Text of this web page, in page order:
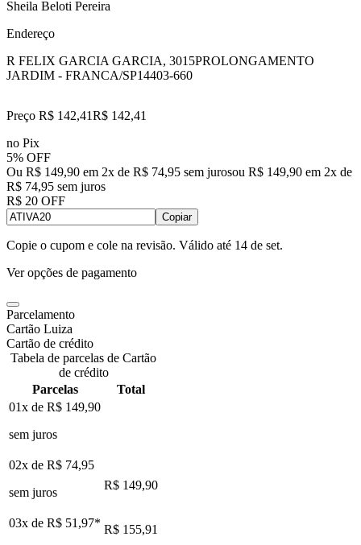
Sheila Beloti Pereira
Endereço
R FELIX GARCIA GARCIA, 3015PROLONGAMENTO
JARDIM - FRANCA/SP14403-660
Preço R$ 142,41R$ 142,41
no Pix
5% OFF
Ou R$ 149,90 em 2x de R$ 74,95 sem jurosou R$ 149,90 em 2x de
R$ 74,95 sem juros
R$ 20 OFF
Copiar
Copie o cupom e cole na revisão. Válido até 14 de set.
Ver opções de pagamento
Parcelamento
Cartão Luiza
Cartão de crédito
Tabela de parcelas de Cartão
de crédito
Parcelas
Total
01x de R$ 149,90
sem juros
02x de R$ 74,95
sem juros
R$ 149,90
03x de R$ 51,97* R$ 155,91